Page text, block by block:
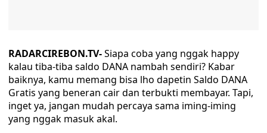
RADARCIREBON.TV-Siapa coba yang nggak happy
kalau tiba-tiba saldo DANA nambah sendiri? Kabar
baiknya, kamu memang bisa lho dapetin Saldo DANA
Gratis yang beneran cair dan terbukti membayar. Tapi,
inget ya, jangan mudah percaya sama iming-iming
yang nggak masuk akal.